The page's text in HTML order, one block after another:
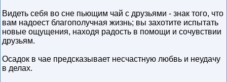
Видеть себя во сне пьющим чай с друзьями - знак того, что
вам надоест благополучная жизнь; вы захотите испытать
новые ощущения, находя радость в помощи и сочувствии
друзьям.
Осадок в чае предсказывает несчастную любвь и неудачу
в делах.